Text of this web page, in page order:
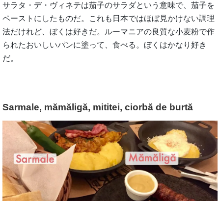
サラタ・デ・ヴィネテは茄子のサラダという意味で、茄子を
ペーストにしたものだ。これも日本ではほぼ見かけない調理
法だけれど、ぼくは好きだ。ルーマニアの良質な小麦粉で作
られたおいしいパンに塗って、食べる。ぼくはかなり好き
だ。
Sarmale, mămăligă, mititei, ciorbă de burtă